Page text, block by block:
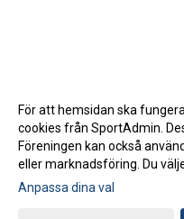
Gå till
För att hemsidan ska
cookies från SportAdmin.
Föreningen kan också
eller marknadsföring. Du
Anpassa dina val